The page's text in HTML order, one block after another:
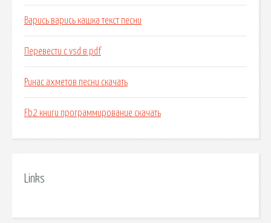
Варись варись кашка текст песни
Перевести с vsd в pdf
Ринас ахметов песни скачать
Fb2 книги программирование скачать
Links